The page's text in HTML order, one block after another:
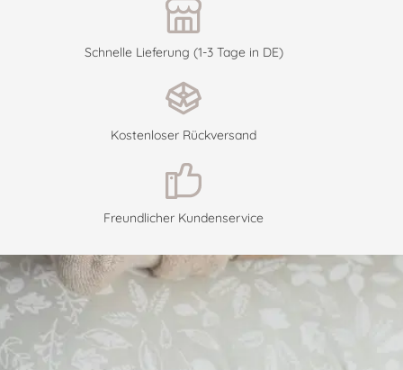
Schnelle Lieferung (1-3 Tage in DE)
Kostenloser Rückversand
Freundlicher Kundenservice